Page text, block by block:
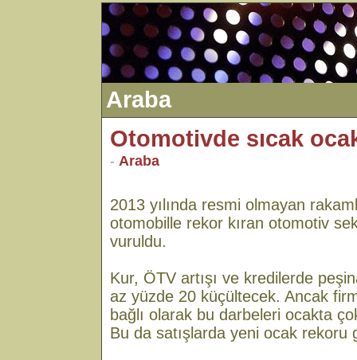
Araba
Otomotivde sıcak
- Araba
2013 yılında resmi olmayan
otomobille rekor kıran otomotiv
vuruldu.
Kur, ÖTV artışı ve kredilerde
az yüzde 20 küçültecek. Ancak
bağlı olarak bu darbeleri ocakta
Bu da satışlarda yeni ocak rekoru